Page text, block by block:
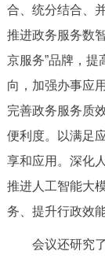
合、统分结合、
推进政务服务数
京服务”品牌，提
向，加强办事应
完善政务服务质
便利度。以满足
享和应用。深化
推进人工智能大
务、提升行政效
会议还研究了